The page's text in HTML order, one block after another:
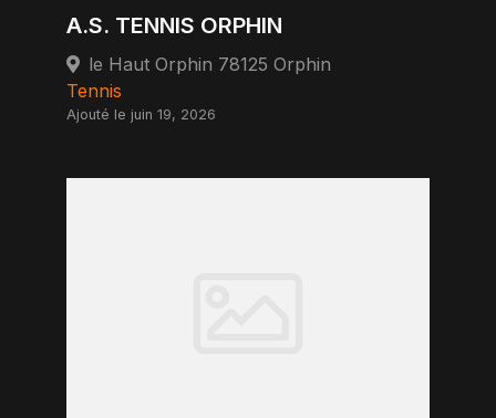
A.S. TENNIS ORPHIN
le Haut Orphin 78125 Orphin
Tennis
Ajouté le juin 19, 2026